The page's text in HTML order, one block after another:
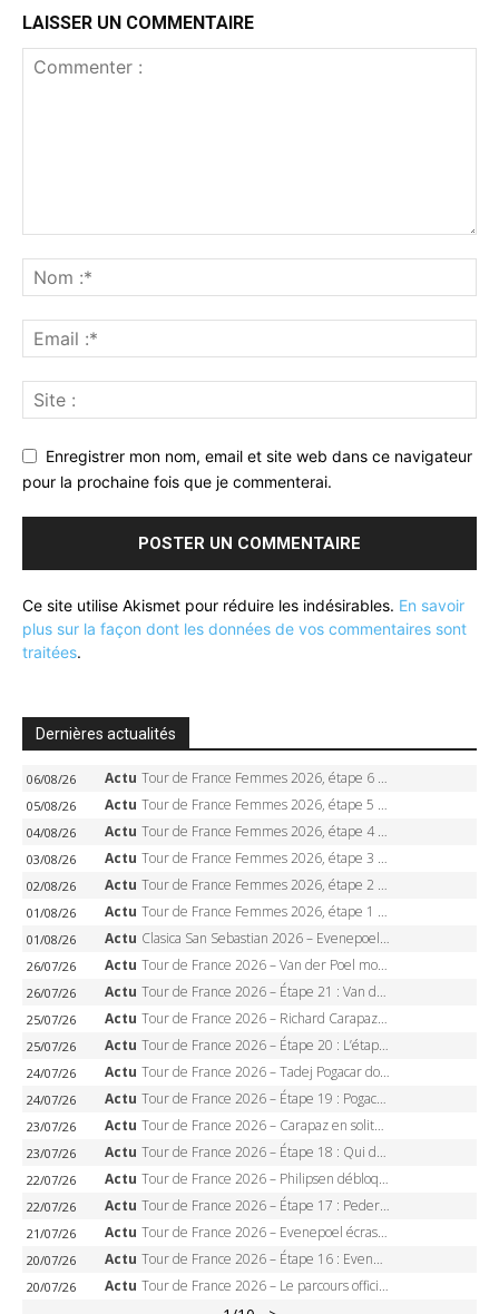
LAISSER UN COMMENTAIRE
Enregistrer mon nom, email et site web dans ce navigateur
pour la prochaine fois que je commenterai.
Ce site utilise Akismet pour réduire les indésirables. En savoir
plus sur la façon dont les données de vos commentaires sont
traitées.
Dernières actualités
06/08/26 Actu Tour de France Femmes 2026, étape 6 – Kim Le Court-Pienaar gagne à Tournon, Reusser en jaune
05/08/26 Actu Tour de France Femmes 2026, étape 5 – Demi Vollering gagne à Belleville, Reusser en jaune, Ferrand-Prévot coule
04/08/26 Actu Tour de France Femmes 2026, étape 4 – Marlen Reusser écrase le chrono, Ferrand-Prévot en crise
03/08/26 Actu Tour de France Femmes 2026, étape 3 – Sigrid Haugset en solitaire, 88 km d’échappée, maillot jaune
02/08/26 Actu Tour de France Femmes 2026, étape 2 – Lorena Wiebes doublé à Genève, Markus héroïque, 7e record
01/08/26 Actu Tour de France Femmes 2026, étape 1 – Lorena Wiebes intouchable à Lausanne, premier maillot jaune
01/08/26 Actu Clasica San Sebastian 2026 – Evenepoel recordman, 4e victoire, Carapaz battu au sprint
26/07/26 Actu Tour de France 2026 – Van der Poel monumental à Paris, Pogacar égale le record des cinq sacres
26/07/26 Actu Tour de France 2026 – Étape 21 : Van der Poel, Pogacar, qui succédera à Wout van Aert sur les Champs-Elysées ?
25/07/26 Actu Tour de France 2026 – Richard Carapaz roi des Alpes, doublé et maillot à pois, Seixas perd le podium
25/07/26 Actu Tour de France 2026 – Étape 20 : L’étape reine, Galibier, Sarenne, Alpe d’Huez, qui succédera à Pogacar ?
24/07/26 Actu Tour de France 2026 – Tadej Pogacar dompte l’Alpe d’Huez, 5e victoire, record de Pantani pulvérisé
24/07/26 Actu Tour de France 2026 – Étape 19 : Pogacar peut-il enfin dompter l’Alpe d’Huez ?
23/07/26 Actu Tour de France 2026 – Carapaz en solitaire à Orcières-Merlette, Paret-Peintre à un point du maillot à pois
23/07/26 Actu Tour de France 2026 – Étape 18 : Qui domptera Orcières-Merlette, première marche vers l’Alpe d’Huez ?
22/07/26 Actu Tour de France 2026 – Philipsen débloque son compteur à Voiron, Pedersen en danger pour le maillot vert
22/07/26 Actu Tour de France 2026 – Étape 17 : Pedersen peut-il verrouiller le maillot vert à Voiron ?
21/07/26 Actu Tour de France 2026 – Evenepoel écrase le chrono d’Évian, Seixas 4e, Lipowitz abandonne
20/07/26 Actu Tour de France 2026 – Étape 16 : Evenepoel, Pogacar, Ganna… qui domptera le chrono d’Évian pour redessiner le podium ?
20/07/26 Actu Tour de France 2026 – Le parcours officiel complet : 21 étapes, profils, carte et dates